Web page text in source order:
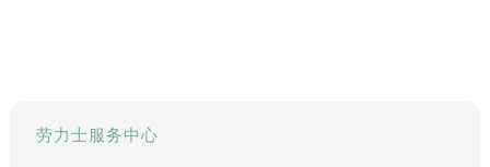
劳力士服务中心